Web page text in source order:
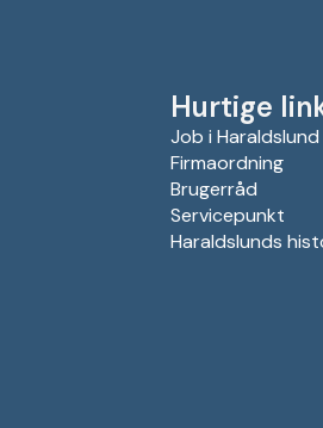
Hurtige
Job i Haraldslund
Firmaordning
Brugerråd
Servicepunkt
Haraldslunds